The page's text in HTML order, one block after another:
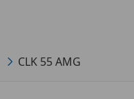
CLK 55 AMG